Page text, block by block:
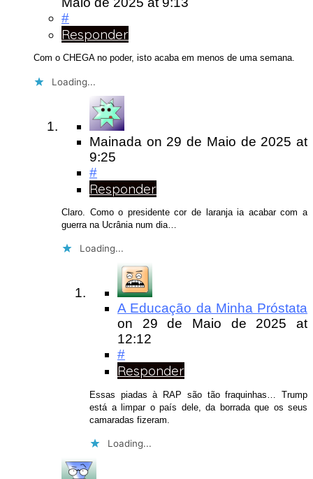
#
Responder
Com o CHEGA no poder, isto acaba em menos de uma semana.
Loading...
Mainada on 29 de Maio de 2025at
9:25
#
Responder
Claro. Como o presidente cor de laranja ia acabar com a
guerra na Ucrânia num dia…
Loading...
A Educação da Minha Próstata
on 29 de Maio de 2025at
12:12
#
Responder
Essas piadas à RAP são tão fraquinhas… Trump
está a limpar o país dele, da borrada que os seus
camaradas fizeram.
Loading...